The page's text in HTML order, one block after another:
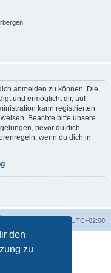
den
zu
anmelden zu können. Die
und ermöglicht dir, auf
kann registrierten
Beachte bitte unsere
bevor du dich
wenn du dich in
UTC+02:00